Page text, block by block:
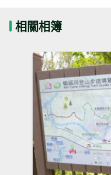
相關相簿